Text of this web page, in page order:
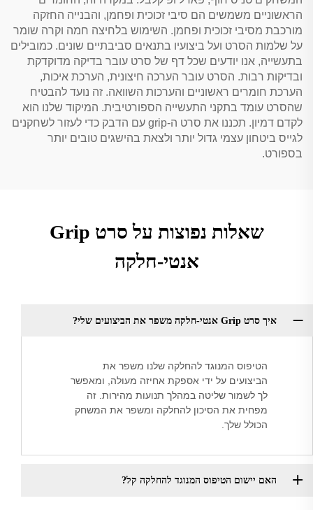
הראשוניים משמשים הם סיבי זכוכית ופחמן, והבנייה החזקה
מורכבת מסיבי זכוכית ופחמן. השימוש בלחיצה חמה וקרה שומר
על שלמות הסרט ועל ביצועיו בתנאים סביבתיים שונים. כמובילים
בתעשייה, אנו יודעים שכל דף של סרט עובר בדיקה מדוקדקת
ובדיקות רבות. הסרט עובר הערכה חיצונית, הערכת איכות,
הערכת חומרים ראשוניים והערכות השוואה. זה נועד להבטיח
שהסרט עומד בתקני התעשייה הספורטיבית. המיקוד שלנו הוא
לקדם דמיון. תכננו את סרט ה-grip עם הדבק כדי לעזור לשחקנים
לגייס ביטחון עצמי גדול יותר ולצאת בהישגים טובים יותר
בספורט.
שאלות נפוצות על סרט Grip
אנטי-חלקה
איך סרט Grip אנטי-חלקה משפר את הביצועים שלי?
הטיפוס המנוגד להחלקה שלנו משפר את
הביצועים על ידי אספקת אחיזה מעולה, ומאפשר
לך לשמור שליטה במהלך תנועות מהירות. זה
מפחית את הסיכון להחלקה ומשפר את המשחק
הכולל שלך.
האם יישום הטיפוס המנוגד להחלקה קל?